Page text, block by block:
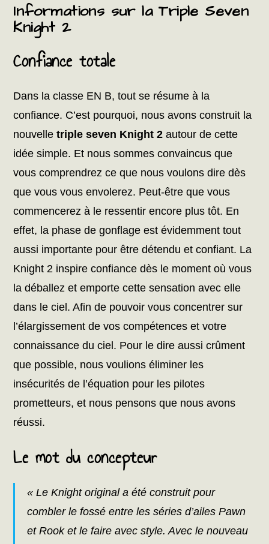
Informations sur la Triple Seven
Knight 2
Confiance totale
Dans la classe EN B, tout se résume à la
confiance. C’est pourquoi, nous avons construit la
nouvelletriple seven Knight 2 autour de cette
idée simple. Et nous sommes convaincus que
vous comprendrez ce que nous voulons dire dès
que vous vous envolerez. Peut-être que vous
commencerez à le ressentir encore plus tôt. En
effet, la phase de gonflage est évidemment tout
aussi importante pour être détendu et confiant. La
Knight 2 inspire confiance dès le moment où vous
la déballez et emporte cette sensation avec elle
dans le ciel. Afin de pouvoir vous concentrer sur
l’élargissement de vos compétences et votre
connaissance du ciel. Pour le dire aussi crûment
que possible, nous voulions éliminer les
insécurités de l’équation pour les pilotes
prometteurs, et nous pensons que nous avons
réussi.
Le mot du concepteur
« Le Knight original a été construit pour
combler le fossé entre les séries d’ailes Pawn
et Rook et le faire avec style. Avec le nouveau